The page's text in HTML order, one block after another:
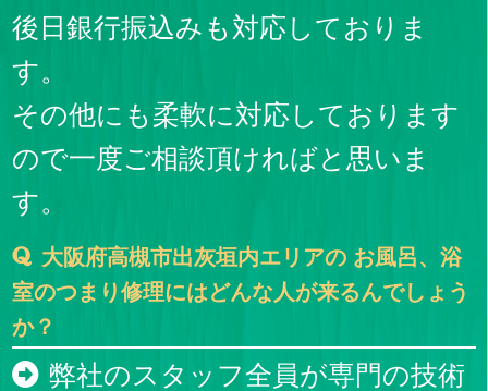
後日銀行振込みも対応しておりま
す。
その他にも柔軟に対応しております
ので一度ご相談頂ければと思いま
す。
大阪府高槻市出灰垣内エリアの お風呂、浴
室のつまり修理にはどんな人が来るんでしょう
か？
弊社のスタッフ全員が専門の技術